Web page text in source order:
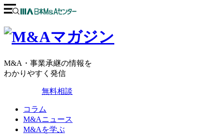
M&A・事業承継の情報を
わかりやすく発信
無料相談
コラム
M&Aニュース
M&Aを学ぶ